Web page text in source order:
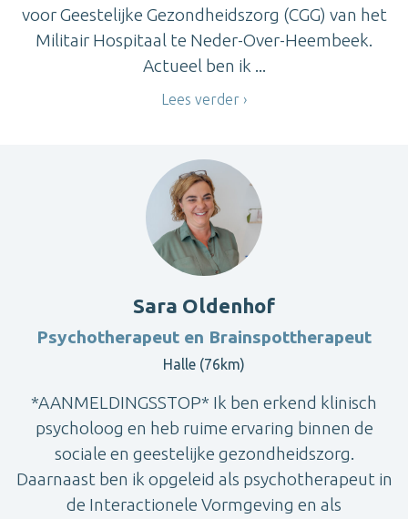
voor Geestelijke Gezondheidszorg (CGG) van het
Militair Hospitaal te Neder-Over-Heembeek.
Actueel ben ik ...
Lees verder
Sara Oldenhof
Psychotherapeut en Brainspottherapeut
Halle (76km)
*AANMELDINGSSTOP* Ik ben erkend klinisch
psycholoog en heb ruime ervaring binnen de
sociale en geestelijke gezondheidszorg.
Daarnaast ben ik opgeleid als psychotherapeut in
de Interactionele Vormgeving en als